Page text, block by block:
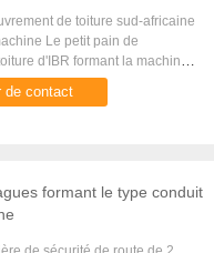
de toiture sud-africaine
Le petit pain de
d'IBR formant la machine
recouvrement de toiture d'IBR
de contact
formant le type conduit